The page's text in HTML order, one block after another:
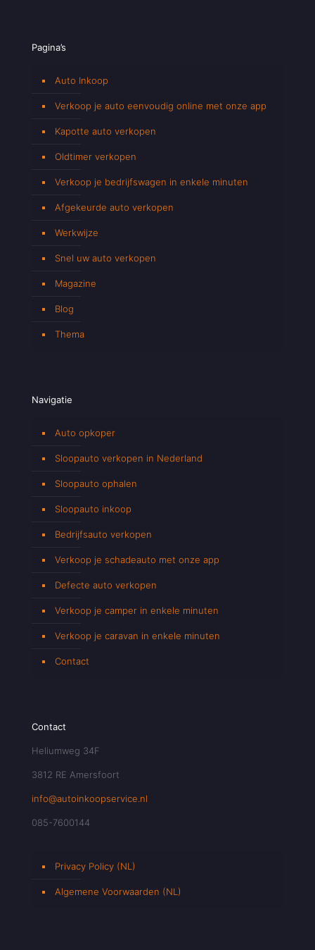
Pagina’s
Auto Inkoop
Verkoop je auto eenvoudig online met onze app
Kapotte auto verkopen
Oldtimer verkopen
Verkoop je bedrijfswagen in enkele minuten
Afgekeurde auto verkopen
Werkwijze
Snel uw auto verkopen
Magazine
Blog
Thema
Navigatie
Auto opkoper
Sloopauto verkopen in Nederland
Sloopauto ophalen
Sloopauto inkoop
Bedrijfsauto verkopen
Verkoop je schadeauto met onze app
Defecte auto verkopen
Verkoop je camper in enkele minuten
Verkoop je caravan in enkele minuten
Contact
Contact
Heliumweg 34F
3812 RE Amersfoort
info@autoinkoopservice.nl
085-7600144
Privacy Policy (NL)
Algemene Voorwaarden (NL)